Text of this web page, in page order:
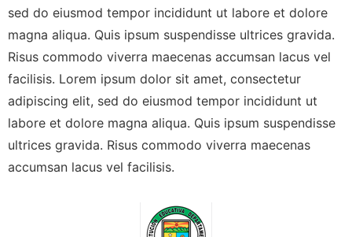
sed do eiusmod tempor incididunt ut labore et dolore
magna aliqua. Quis ipsum suspendisse ultrices gravida.
Risus commodo viverra maecenas accumsan lacus vel
facilisis. Lorem ipsum dolor sit amet, consectetur
adipiscing elit, sed do eiusmod tempor incididunt ut
labore et dolore magna aliqua. Quis ipsum suspendisse
ultrices gravida. Risus commodo viverra maecenas
accumsan lacus vel facilisis.